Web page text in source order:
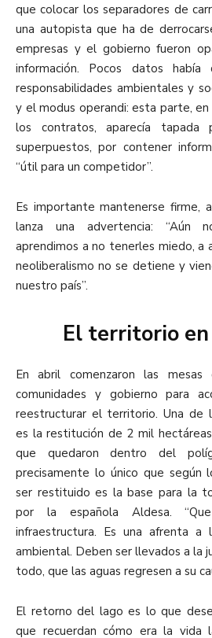
que colocar los separadores de
una autopista que ha de
empresas y el gobierno fueron
información. Pocos datos había
responsabilidades ambientales y
y el modus operandi: esta parte,
los contratos, aparecía tapada
superpuestos, por contener
“útil para un competidor”.
Es importante mantenerse firme,
lanza una advertencia: “Aún
aprendimos a no tenerles miedo, a
neoliberalismo no se detiene y
nuestro país”.
El territorio
En abril comenzaron las mesas
comunidades y gobierno para
reestructurar el territorio. Una de
es la restitución de 2 mil
que quedaron dentro del
precisamente lo único que según
ser restituido es la base para la
por la española Aldesa.
infraestructura. Es una afrenta a
ambiental. Deben ser llevados a la
todo, que las aguas regresen a su
El retorno del lago es lo que
que recuerdan cómo era la vida